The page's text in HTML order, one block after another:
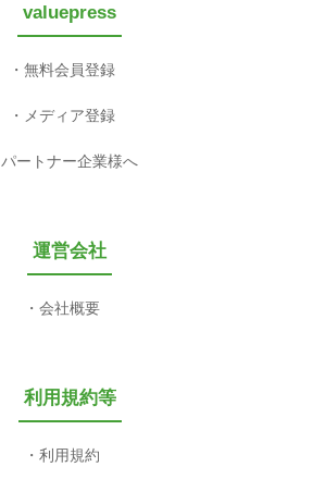
valuepress
無料会員登録
メディア登録
パートナー企業様へ
運営会社
会社概要
利用規約等
利用規約